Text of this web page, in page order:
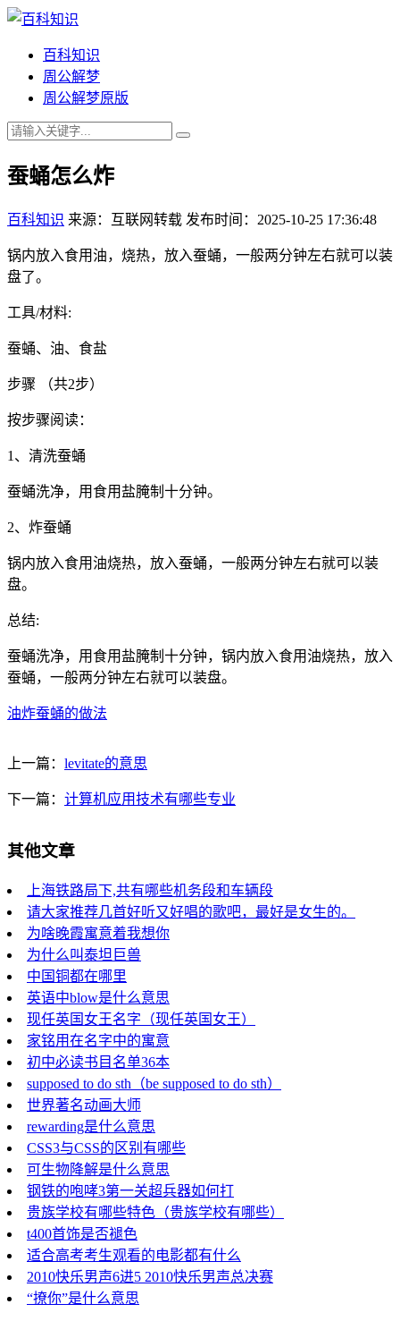
百科知识
周公解梦
周公解梦原版
蚕蛹怎么炸
百科知识 来源：互联网转载 发布时间：2025-10-25 17:36:48
锅内放入食用油，烧热，放入蚕蛹，一般两分钟左右就可以装
盘了。
工具/材料:
蚕蛹、油、食盐
步骤 （共2步）
按步骤阅读：
1、清洗蚕蛹
蚕蛹洗净，用食用盐腌制十分钟。
2、炸蚕蛹
锅内放入食用油烧热，放入蚕蛹，一般两分钟左右就可以装
盘。
总结:
蚕蛹洗净，用食用盐腌制十分钟，锅内放入食用油烧热，放入
蚕蛹，一般两分钟左右就可以装盘。
油炸蚕蛹的做法
上一篇： levitate的意思
下一篇： 计算机应用技术有哪些专业
其他文章
上海铁路局下,共有哪些机务段和车辆段
请大家推荐几首好听又好唱的歌吧，最好是女生的。
为啥晚霞寓意着我想你
为什么叫泰坦巨兽
中国铜都在哪里
英语中blow是什么意思
现任英国女王名字（现任英国女王）
家铭用在名字中的寓意
初中必读书目名单36本
supposed to do sth（be supposed to do sth）
世界著名动画大师
rewarding是什么意思
CSS3与CSS的区别有哪些
可生物降解是什么意思
钢铁的咆哮3第一关超兵器如何打
贵族学校有哪些特色（贵族学校有哪些）
t400首饰是否褪色
适合高考考生观看的电影都有什么
2010快乐男声6进5 2010快乐男声总决赛
“撩你”是什么意思